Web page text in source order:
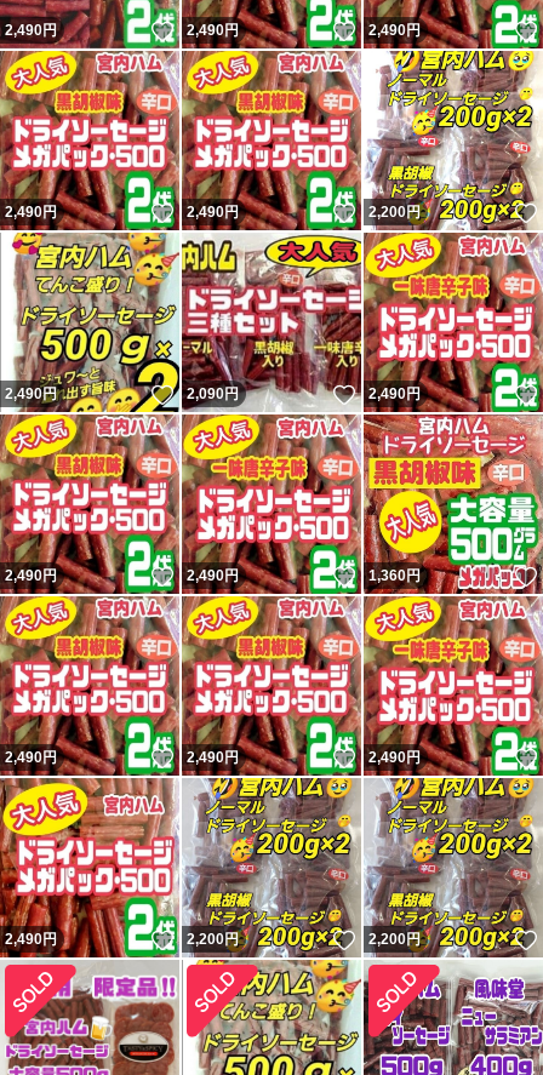
2,490円 いいね！
2,490円 いいね！
2,490円
2,490円 いいね！
2,490円 いいね！
2,200円
2,490円 いいね！
2,090円 いいね！
2,490円
2,490円 いいね！
2,490円 いいね！
1,360円
2,490円 いいね！
2,490円 いいね！
2,490円
2,490円 いいね！
2,200円 いいね！
2,200円